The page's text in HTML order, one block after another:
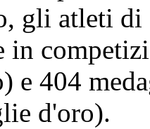
gli atleti
in
e 404
d'oro).